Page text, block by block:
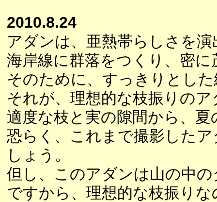
2010.8.24
アダンは、亜熱帯らしさを
海岸線に群落をつくり、密に
そのために、すっきりとし
それが、理想的な枝振りの
適度な枝と実の隙間から、
恐らく、これまで撮影した
しょう。
但し、このアダンは山の中
ですから、理想的な枝振り